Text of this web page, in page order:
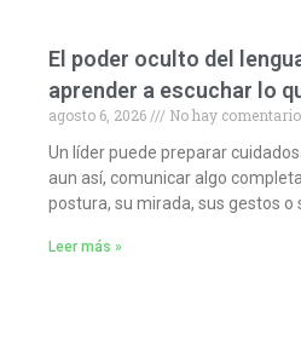
El poder oculto del
aprender a escuchar lo
agosto 6, 2026
No hay
Un líder puede preparar
aun así, comunicar algo
postura, su mirada, sus gestos o
Leer más »